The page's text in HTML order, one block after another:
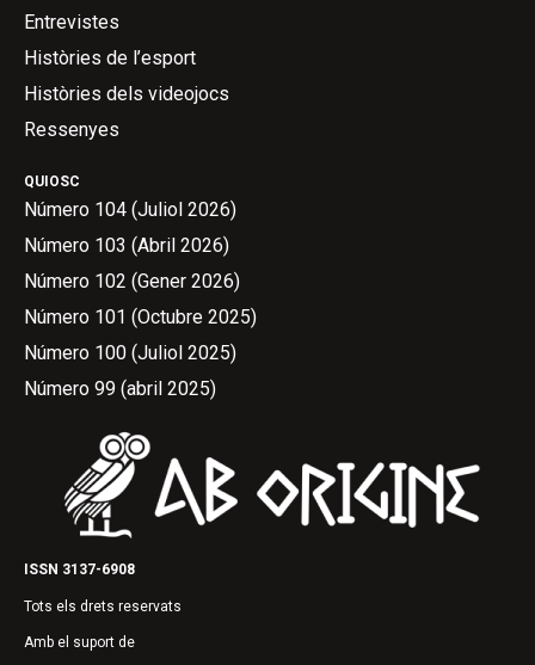
ISSN 3137-6908
Tots els drets reservats
Amb el suport de
QUIOSC
Número 104 (Juliol 2026)
Número 103 (Abril 2026)
Número 102 (Gener 2026)
Número 101 (Octubre 2025)
Número 100 (Juliol 2025)
Número 99 (abril 2025)
Entrevistes
Històries de l’esport
Històries dels videojocs
Ressenyes